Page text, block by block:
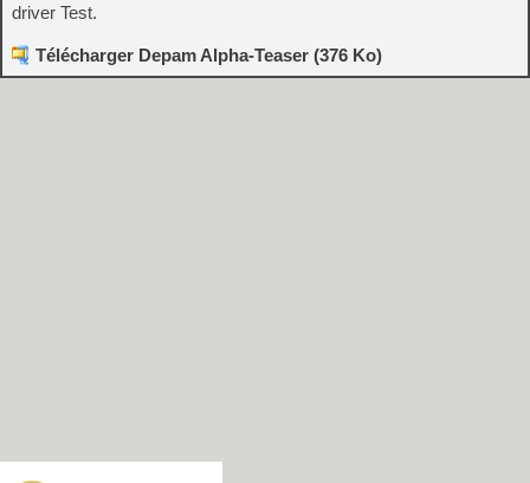
driver Test.
Télécharger Depam Alpha-Teaser (376 Ko)